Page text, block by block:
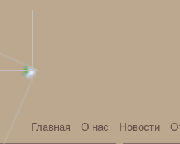
Главная О нас Новости